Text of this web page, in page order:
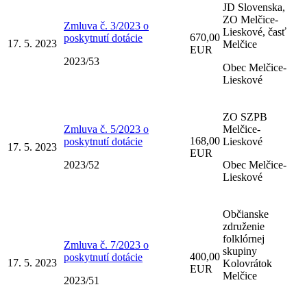
17. 5. 2023
Zmluva č. 3/2023 o
poskytnutí dotácie
2023/53
670,00
EUR
JD Slovenska,
ZO Melčice-
Lieskové, časť
Melčice
Obec Melčice-
Lieskové
17. 5. 2023
Zmluva č. 5/2023 o
poskytnutí dotácie
2023/52
168,00
EUR
ZO SZPB
Melčice-
Lieskové
Obec Melčice-
Lieskové
17. 5. 2023
Zmluva č. 7/2023 o
poskytnutí dotácie
2023/51
400,00
EUR
Občianske
združenie
folklórnej
skupiny
Kolovrátok
Melčice